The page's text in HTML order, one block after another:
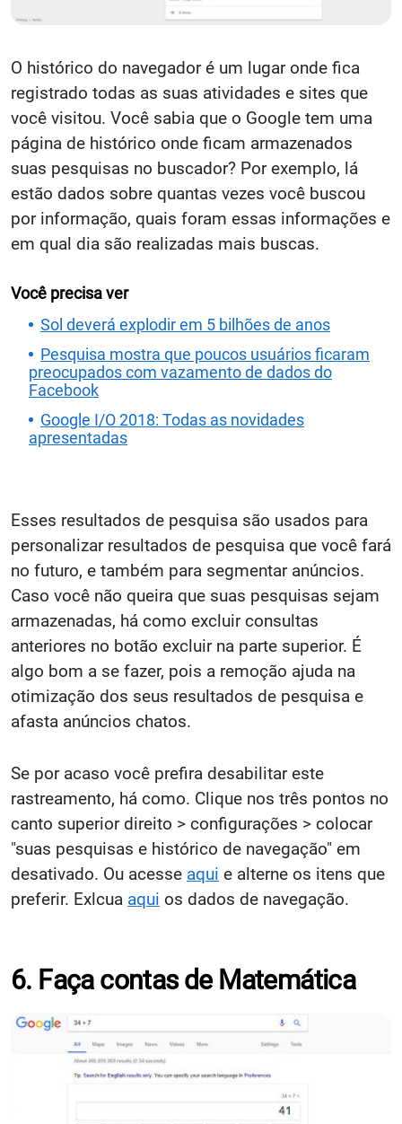
O histórico do navegador é um lugar onde fica
registrado todas as suas atividades e sites que
você visitou. Você sabia que o Google tem uma
página de histórico onde ficam armazenados
suas pesquisas no buscador? Por exemplo, lá
estão dados sobre quantas vezes você buscou
por informação, quais foram essas informações e
em qual dia são realizadas mais buscas.
Você precisa ver
Sol deverá explodir em 5 bilhões de anos
Pesquisa mostra que poucos usuários ficaram
preocupados com vazamento de dados do
Facebook
Google I/O 2018: Todas as novidades
apresentadas
Esses resultados de pesquisa são usados para
personalizar resultados de pesquisa que você fará
no futuro, e também para segmentar anúncios.
Caso você não queira que suas pesquisas sejam
armazenadas, há como excluir consultas
anteriores no botão excluir na parte superior. É
algo bom a se fazer, pois a remoção ajuda na
otimização dos seus resultados de pesquisa e
afasta anúncios chatos.
Se por acaso você prefira desabilitar este
rastreamento, há como. Clique nos três pontos no
canto superior direito > configurações > colocar
"suas pesquisas e histórico de navegação" em
desativado. Ou acesse aqui e alterne os itens que
preferir. Exlcua aqui os dados de navegação.
6. Faça contas de Matemática